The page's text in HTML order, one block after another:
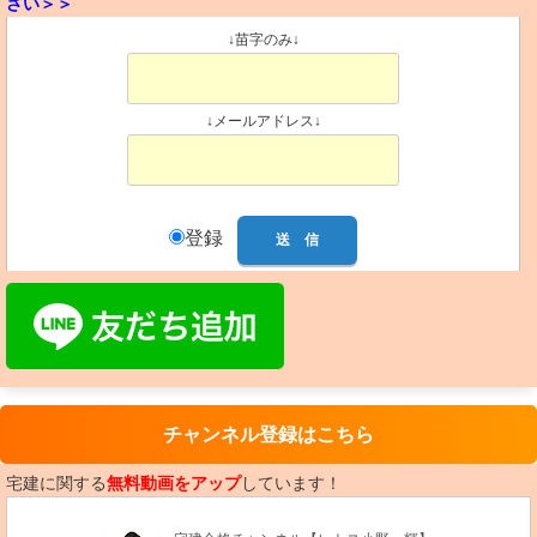
さい＞＞
↓苗字のみ↓
↓メールアドレス↓
登録
チャンネル登録はこちら
宅建に関する無料動画をアップしています！